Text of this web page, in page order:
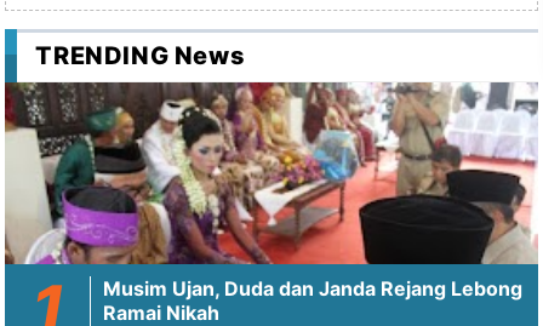
TRENDING News
Musim Ujan, Duda dan Janda Rejang Lebong
Ramai Nikah